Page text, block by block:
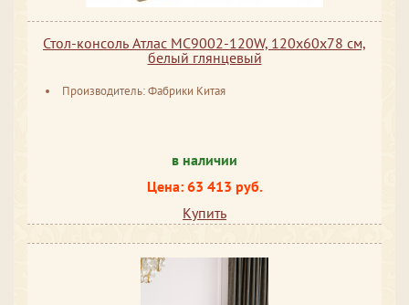
Стол-консоль Атлас МС9002-120W, 120х60х78 см,
белый глянцевый
Производитель: Фабрики Китая
в наличии
Цена: 63 413 руб.
Купить